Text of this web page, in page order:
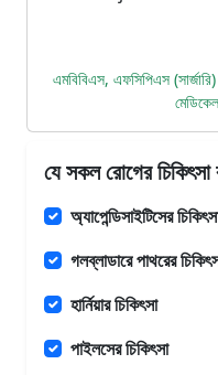
এমবিবিএস, এফসিপিএস
যে সকল রোগের
অ্যাপেন্ডিসাইটিসের
গলব্লাডারে পাথরের
হার্নিয়ার চিকিৎসা
পাইলসের চিকিৎসা